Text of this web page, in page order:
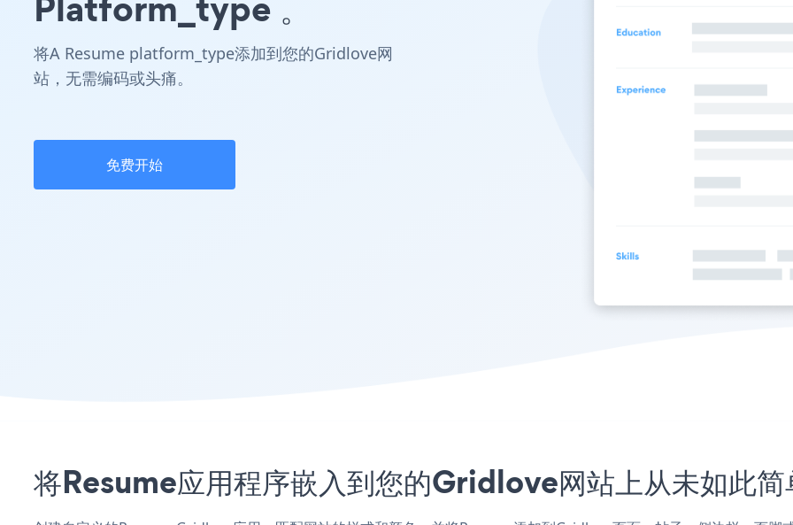
将A Resume platform_type添加到您的Gridlove网
站，无需编码或头痛。
免费开始
将Resume应用程序嵌入到您的Gridlove网站上从未如此简